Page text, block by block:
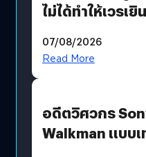
ไม่ได้ทำให้เวรเยิ
07/08/2026
Read More
อดีตวิศวกร
Walkman แบบ